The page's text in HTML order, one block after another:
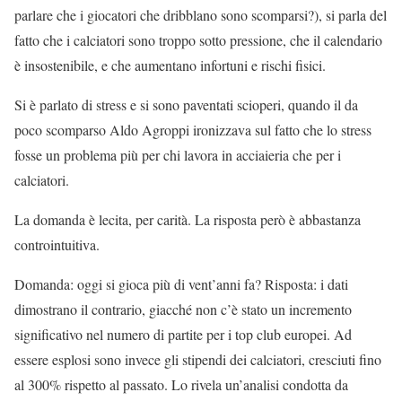
parlare che i giocatori che dribblano sono scomparsi?), si parla del
fatto che i calciatori sono troppo sotto pressione, che il calendario
è insostenibile, e che aumentano infortuni e rischi fisici.
Si è parlato di stress e si sono paventati scioperi, quando il da
poco scomparso Aldo Agroppi ironizzava sul fatto che lo stress
fosse un problema più per chi lavora in acciaieria che per i
calciatori.
La domanda è lecita, per carità. La risposta però è abbastanza
controintuitiva.
Domanda: oggi si gioca più di vent’anni fa? Risposta: i dati
dimostrano il contrario, giacché non c’è stato un incremento
significativo nel numero di partite per i top club europei. Ad
essere esplosi sono invece gli stipendi dei calciatori, cresciuti fino
al 300% rispetto al passato. Lo rivela un’analisi condotta da